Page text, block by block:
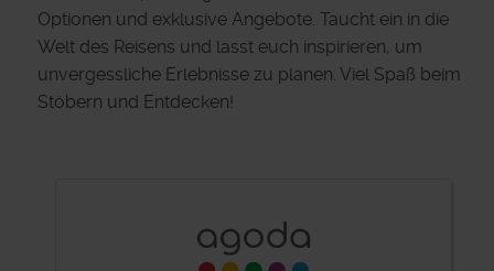
Optionen und exklusive Angebote. Taucht ein in die
Welt des Reisens und lasst euch inspirieren, um
unvergessliche Erlebnisse zu planen. Viel Spaß beim
Stöbern und Entdecken!